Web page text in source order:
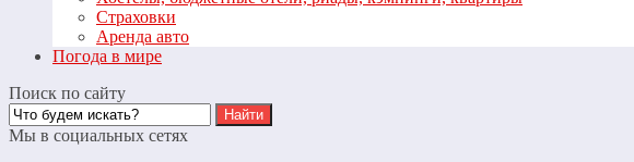
Страховки
Аренда авто
Погода в мире
Поиск по сайту
Мы в социальных сетях